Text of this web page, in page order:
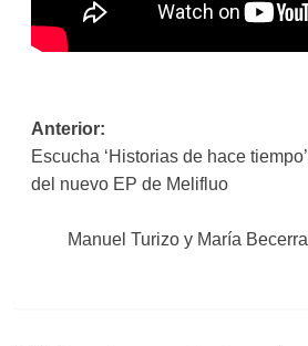
Navegación
de
Anterior:
Escucha ‘Historias de hace
del nuevo EP de Melifluo
Manuel Turizo y María